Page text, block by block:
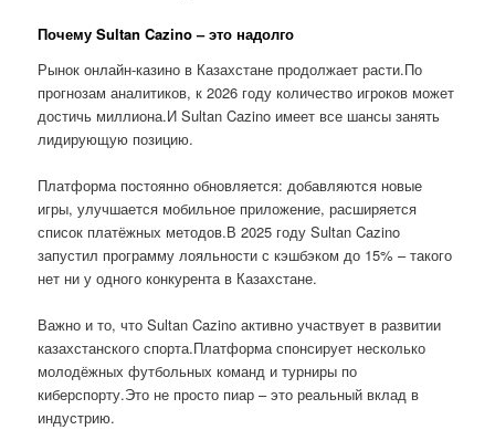
Почему Sultan Cazino – это надолго
Рынок онлайн-казино в Казахстане продолжает расти.По
прогнозам аналитиков, к 2026 году количество игроков может
достичь миллиона.И Sultan Cazino имеет все шансы занять
лидирующую позицию.
Платформа постоянно обновляется: добавляются новые
игры, улучшается мобильное приложение, расширяется
список платёжных методов.В 2025 году Sultan Cazino
запустил программу лояльности с кэшбэком до 15% – такого
нет ни у одного конкурента в Казахстане.
Важно и то, что Sultan Cazino активно участвует в развитии
казахстанского спорта.Платформа спонсирует несколько
молодёжных футбольных команд и турниры по
киберспорту.Это не просто пиар – это реальный вклад в
индустрию.